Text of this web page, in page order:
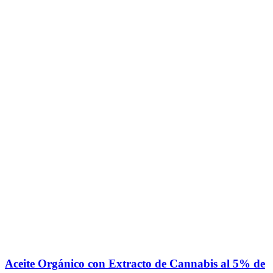
Aceite Orgánico con Extracto de Cannabis al 5% de